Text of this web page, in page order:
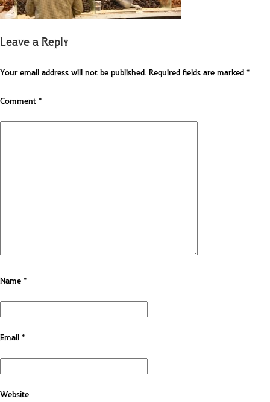
Leave a Reply
Your email address will not be published.Required fields are marked*
Comment*
Name*
Email*
Website